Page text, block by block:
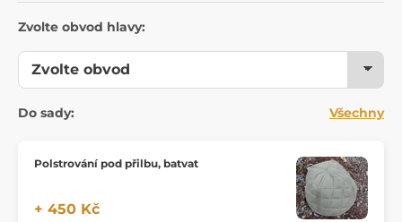
Zvolte obvod hlavy:
Do sady: Všechny
Polstrování pod přilbu, batvat
+ 450 Kč